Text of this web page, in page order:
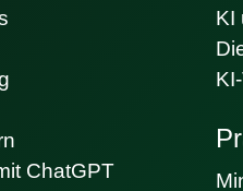
ChatGPT
KI